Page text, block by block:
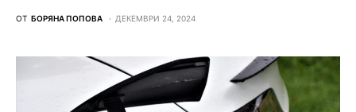
ОТ БОРЯНА ПОПОВА ДЕКЕМВРИ 24, 2024